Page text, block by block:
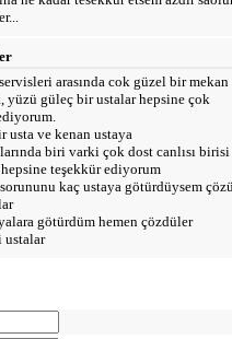
arasında cok güzel bir mekan
yüzü güleç bir ustalar hepsine çok
usta ve kenan ustaya
biri varki çok dost canlısı birisi
teşekkür ediyorum
sorununu kaç ustaya götürdüysem
götürdüm hemen çözdüler